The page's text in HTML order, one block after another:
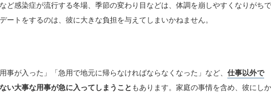
ど感染症が流行する冬場、季節の変わり目などは、体調を崩しやすくなりがちで
ートをするのは、彼に大きな負担を与えてしまいかねません。
事が入った」「急用で地元に帰らなければならなくなった」など、 仕事以外で
い大事な用事が急に入ってしまうこと もあります。家庭の事情を含め、彼にしか